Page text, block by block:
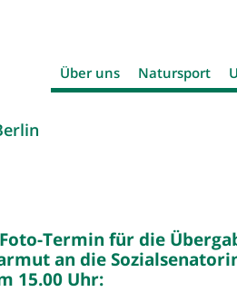
Über uns Natursport
Termin für die
an die
15.00 Uhr: